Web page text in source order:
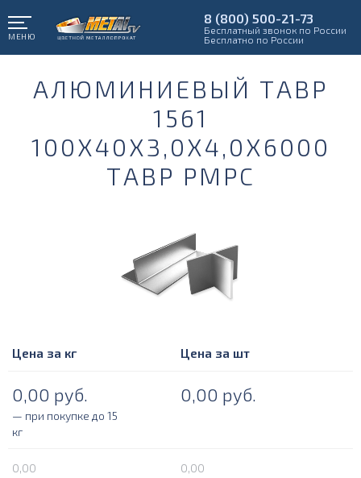
МЕНЮ
8 (800) 500-21-73
Бесплатный звонок по России
Бесплатно по России
АЛЮМИНИЕВЫЙ ТАВР
1561
100Х40Х3,0Х4,0Х6000
ТАВР РМРС
Цена за кг Цена за шт
0,00 руб. 0,00 руб.
— при покупке до 15
кг
0,00
0,00